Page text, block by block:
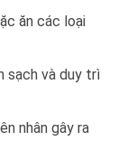
ăn các loại
sạch và duy trì
nhân gây ra